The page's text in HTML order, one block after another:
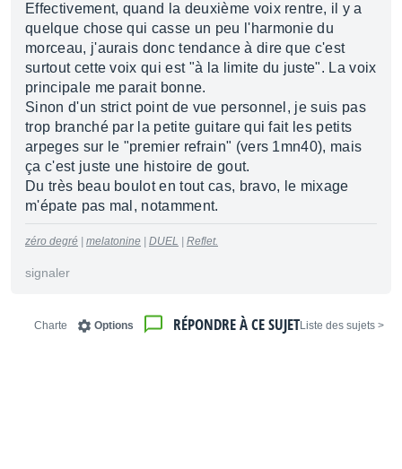
Effectivement, quand la deuxième voix rentre, il y a
quelque chose qui casse un peu l'harmonie du
morceau, j'aurais donc tendance à dire que c'est
surtout cette voix qui est "à la limite du juste". La voix
principale me parait bonne.
Sinon d'un strict point de vue personnel, je suis pas
trop branché par la petite guitare qui fait les petits
arpeges sur le "premier refrain" (vers 1mn40), mais
ça c'est juste une histoire de gout.
Du très beau boulot en tout cas, bravo, le mixage
m'épate pas mal, notamment.
zéro degré melatonine DUEL Reflet.
signaler
< Liste des sujets
RÉPONDRE À CE SUJET
Options
Charte